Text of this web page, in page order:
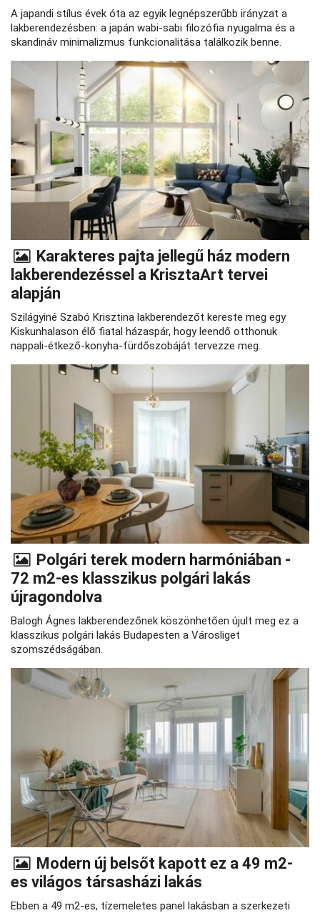
A japandi stílus évek óta az egyik legnépszerűbb irányzat a
lakberendezésben: a japán wabi‑sabi filozófia nyugalma és a
skandináv minimalizmus funkcionalitása találkozik benne.
Karakteres pajta jellegű ház modern
lakberendezéssel a KrisztaArt tervei
alapján
Szilágyiné Szabó Krisztina lakberendezőt kereste meg egy
Kiskunhalason élő fiatal házaspár, hogy leendő otthonuk
nappali-étkező-konyha-fürdőszobáját tervezze meg.
Polgári terek modern harmóniában -
72 m2-es klasszikus polgári lakás
újragondolva
Balogh Ágnes lakberendezőnek köszönhetően újult meg ez a
klasszikus polgári lakás Budapesten a Városliget
szomszédságában.
Modern új belsőt kapott ez a 49 m2-
es világos társasházi lakás
Ebben a 49 m2-es, tízemeletes panel lakásban a szerkezeti